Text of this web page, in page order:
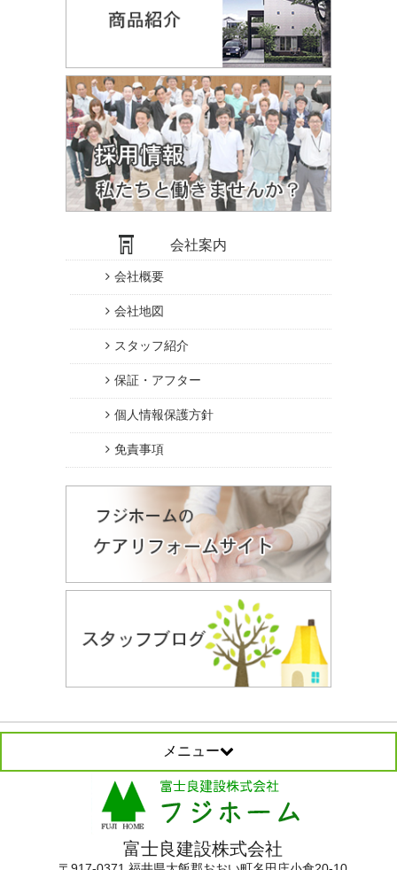
会社案内
会社概要
会社地図
スタッフ紹介
保証・アフター
個人情報保護方針
免責事項
メニュー
富士良建設株式会社